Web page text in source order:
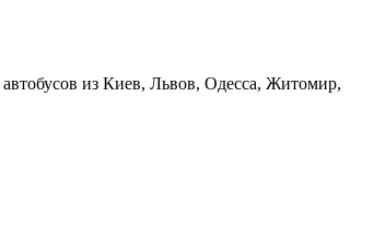
из Киев, Львов, Одесса, Житомир,